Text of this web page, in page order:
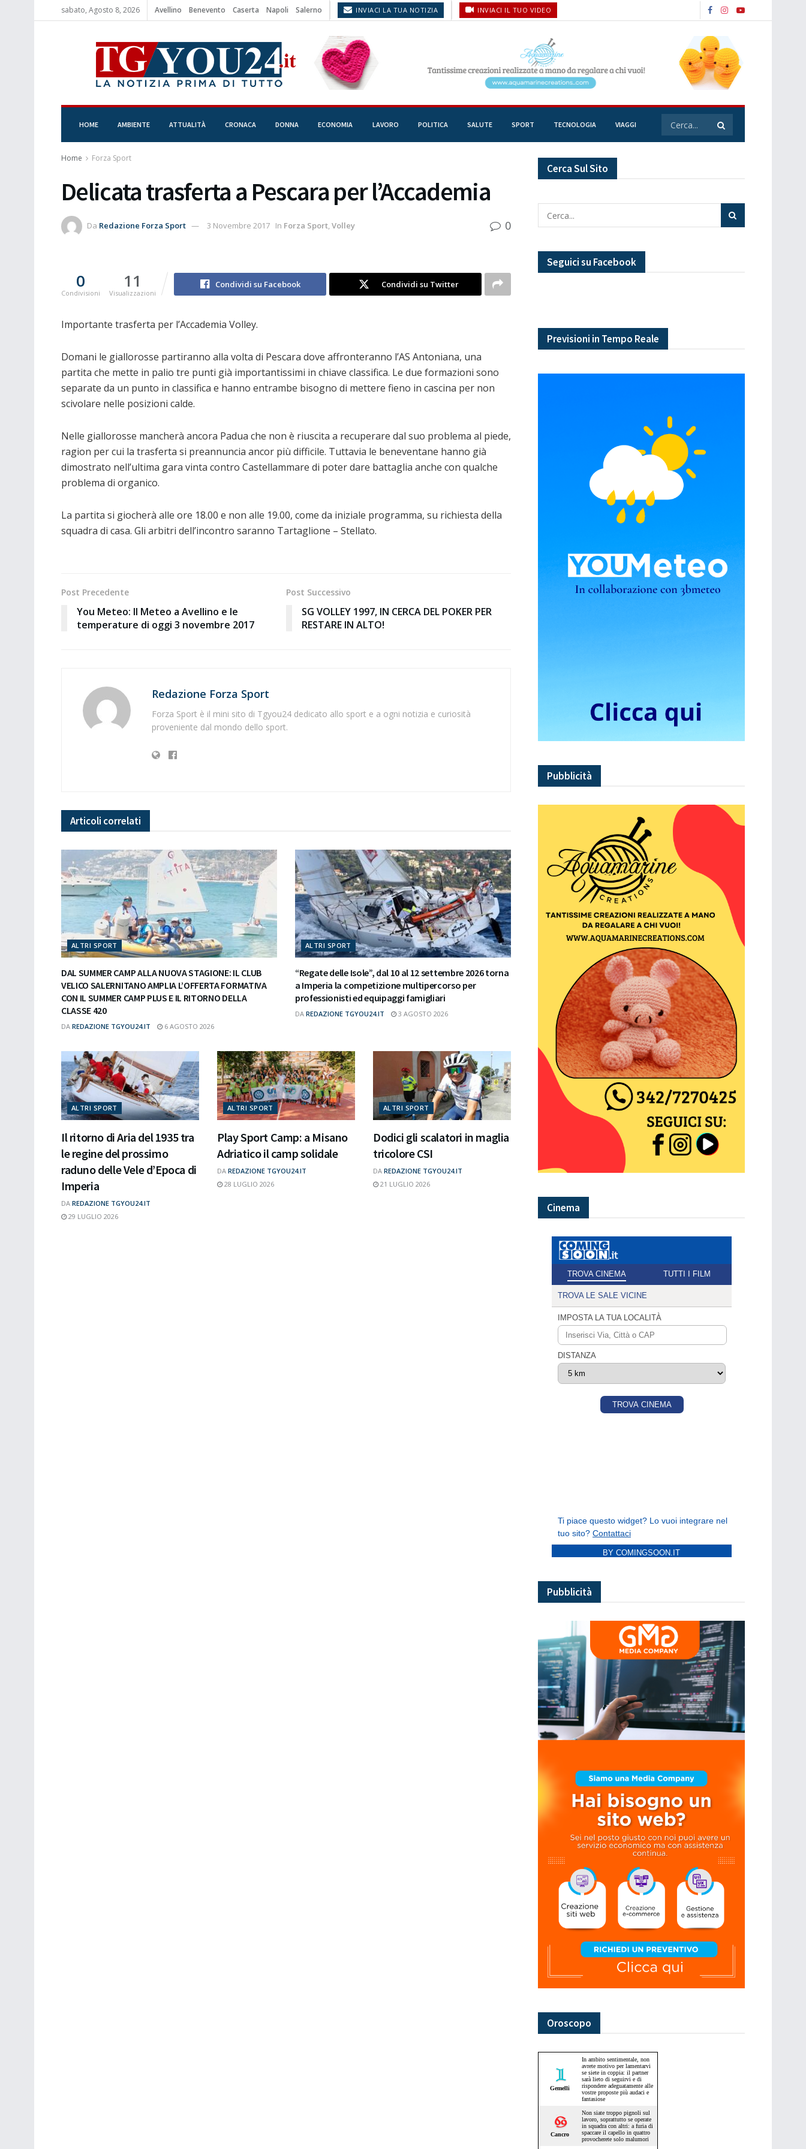
sabato, Agosto 8, 2026 Avellino Benevento Caserta Napoli Salerno INVIACI LA TUA NOTIZIA INVIACI IL TUO VIDEO
HOME AMBIENTE ATTUALITÀ CRONACA DONNA ECONOMIA LAVORO POLITICA SALUTE SPORT TECNOLOGIA VIAGGI
Home Forza Sport
Delicata trasferta a Pescara per l’Accademia
Da Redazione Forza Sport 3 Novembre 2017 In Forza Sport,Volley 0
0
Condivisioni
11
Visualizzazioni
Condividi su Facebook Condividi su Twitter
Importante trasferta per l’Accademia Volley.
Domani le giallorosse partiranno alla volta di Pescara dove affronteranno l’AS Antoniana, una
partita che mette in palio tre punti già importantissimi in chiave classifica. Le due formazioni sono
separate da un punto in classifica e hanno entrambe bisogno di mettere fieno in cascina per non
scivolare nelle posizioni calde.
Nelle giallorosse mancherà ancora Padua che non è riuscita a recuperare dal suo problema al piede,
ragion per cui la trasferta si preannuncia ancor più difficile. Tuttavia le beneventane hanno già
dimostrato nell’ultima gara vinta contro Castellammare di poter dare battaglia anche con qualche
problema di organico.
La partita si giocherà alle ore 18.00 e non alle 19.00, come da iniziale programma, su richiesta della
squadra di casa. Gli arbitri dell’incontro saranno Tartaglione – Stellato.
Post Precedente
You Meteo: Il Meteo a Avellino e le
temperature di oggi 3 novembre 2017
Post Successivo
SG VOLLEY 1997, IN CERCA DEL POKER PER
RESTARE IN ALTO!
Redazione Forza Sport
Forza Sport è il mini sito di Tgyou24 dedicato allo sport e a ogni notizia e curiosità
proveniente dal mondo dello sport.
Articoli correlati
ALTRI SPORT
DAL SUMMER CAMP ALLA NUOVA STAGIONE: IL CLUB
VELICO SALERNITANO AMPLIA L’OFFERTA FORMATIVA
CON IL SUMMER CAMP PLUS E IL RITORNO DELLA
CLASSE 420
DA REDAZIONE TGYOU24.IT 6 AGOSTO 2026
ALTRI SPORT
“Regate delle Isole”, dal 10 al 12 settembre 2026 torna
a Imperia la competizione multipercorso per
professionisti ed equipaggi famigliari
DA REDAZIONE TGYOU24.IT 3 AGOSTO 2026
ALTRI SPORT
Il ritorno di Aria del 1935 tra
le regine del prossimo
raduno delle Vele d’Epoca di
Imperia
DA REDAZIONE TGYOU24.IT
29 LUGLIO 2026
ALTRI SPORT
Play Sport Camp: a Misano
Adriatico il camp solidale
DA REDAZIONE TGYOU24.IT
28 LUGLIO 2026
ALTRI SPORT
Dodici gli scalatori in maglia
tricolore CSI
DA REDAZIONE TGYOU24.IT
21 LUGLIO 2026
Cerca Sul Sito
Seguici su Facebook
Previsioni in Tempo Reale
Pubblicità
Cinema
BY COMINGSOON.IT
Pubblicità
Oroscopo